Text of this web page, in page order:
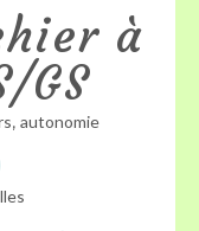
à
GS
, autonomie